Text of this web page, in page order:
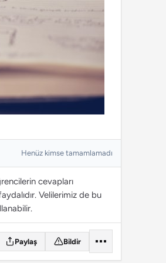
Henüz kimse tamamlamadı
cevapları
Velilerimiz de bu
Paylaş Bildir